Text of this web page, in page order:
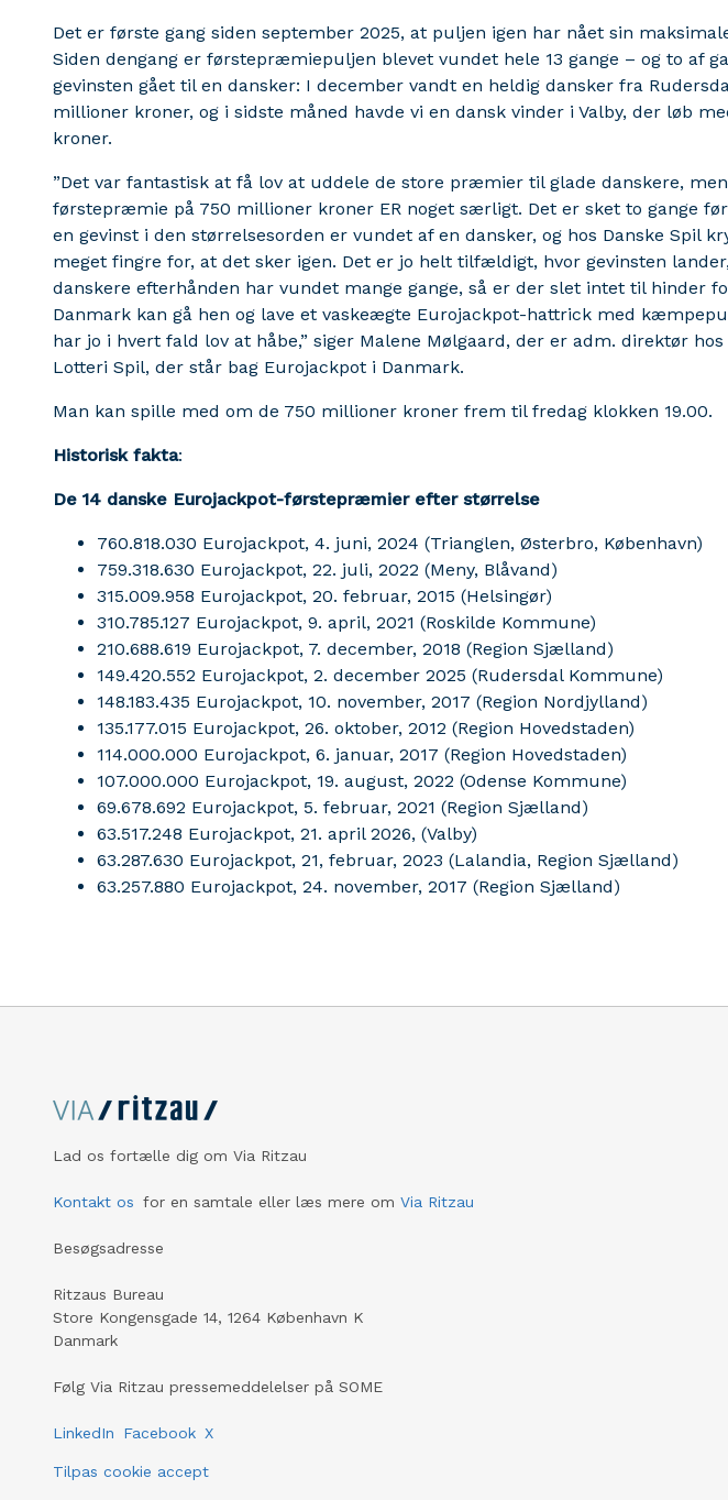
Det er første gang siden september 2025, at puljen igen har nået sin
Siden dengang er førstepræmiepuljen blevet vundet hele 13 gange – og to af
gevinsten gået til en dansker: I december vandt en heldig dansker fra
millioner kroner, og i sidste måned havde vi en dansk vinder i Valby, der løb
kroner.
”Det var fantastisk at få lov at uddele de store præmier til glade danskere,
førstepræmie på 750 millioner kroner ER noget særligt. Det er sket to gange
en gevinst i den størrelsesorden er vundet af en dansker, og hos Danske Spil
meget fingre for, at det sker igen. Det er jo helt tilfældigt, hvor gevinsten
danskere efterhånden har vundet mange gange, så er der slet intet til hinder
Danmark kan gå hen og lave et vaskeægte Eurojackpot-hattrick med
har jo i hvert fald lov at håbe,” siger Malene Mølgaard, der er adm. direktør hos
Lotteri Spil, der står bag Eurojackpot i Danmark.
Man kan spille med om de 750 millioner kroner frem til fredag klokken 19.00.
Historisk fakta:
De 14 danske Eurojackpot-førstepræmier efter størrelse
760.818.030 Eurojackpot, 4. juni, 2024 (Trianglen, Østerbro, København)
759.318.630 Eurojackpot, 22. juli, 2022 (Meny, Blåvand)
315.009.958 Eurojackpot, 20. februar, 2015 (Helsingør)
310.785.127 Eurojackpot, 9. april, 2021 (Roskilde Kommune)
210.688.619 Eurojackpot, 7. december, 2018 (Region Sjælland)
149.420.552 Eurojackpot, 2. december 2025 (Rudersdal Kommune)
148.183.435 Eurojackpot, 10. november, 2017 (Region Nordjylland)
135.177.015 Eurojackpot, 26. oktober, 2012 (Region Hovedstaden)
114.000.000 Eurojackpot, 6. januar, 2017 (Region Hovedstaden)
107.000.000 Eurojackpot, 19. august, 2022 (Odense Kommune)
69.678.692 Eurojackpot, 5. februar, 2021 (Region Sjælland)
63.517.248 Eurojackpot, 21. april 2026, (Valby)
63.287.630 Eurojackpot, 21, februar, 2023 (Lalandia, Region Sjælland)
63.257.880 Eurojackpot, 24. november, 2017 (Region Sjælland)
Lad os fortælle dig om Via Ritzau
Kontakt os for en samtale eller læs mere om Via Ritzau
Besøgsadresse
Ritzaus Bureau
Store Kongensgade 14, 1264 København K
Danmark
Følg Via Ritzau pressemeddelelser på SOME
LinkedIn Facebook X
Tilpas cookie accept